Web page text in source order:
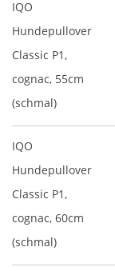
IQO
Hundepullover
Classic P1,
cognac, 55cm
(schmal)
IQO
Hundepullover
Classic P1,
cognac, 60cm
(schmal)